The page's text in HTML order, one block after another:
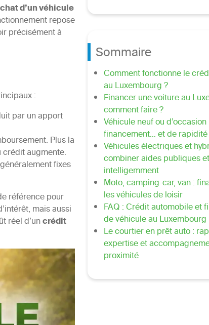
Sommaire
Comment fonctionne le
au Luxembourg ?
Financer une voiture au
comment faire ?
Véhicule neuf ou
financement… et de rapidité
Véhicules électriques et
combiner aides publiques
intelligemment
Moto, camping-car, van :
les véhicules de loisir
FAQ : Crédit automobile et
de véhicule au Luxembourg
Le courtier en prêt auto :
expertise et
proximité
d’un véhicule
repose
précisément à
:
par un apport
Plus la
augmente.
fixes
référence pour
mais aussi
réel d’uncrédit